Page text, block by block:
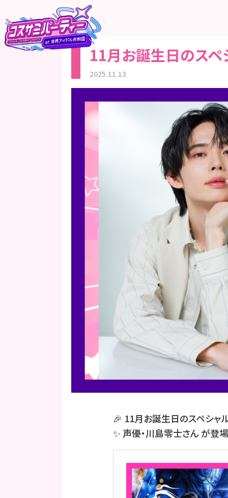
11月お誕生日のスペ
2025.11.13
🎉 11月お誕生日のスペシャ
✨ 声優・川島零士さん が登